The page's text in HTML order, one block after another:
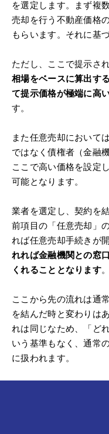
を選定します。まず複
売却を行う不動産価格
もらいます。それに基
ただし、ここで提示さ
相場をベースに算出す
て提示価格が極端に高
す。
また任意売却において
ではなく債権者（金融
ここで高い価格を設定
可能となります。
業者を選定し、契約を
前項目の「任意売却」
れば任意売却手続きが
れれば金融機関との窓
くれることとなります。
ここから先の流れは通
を結んだ時と変わりは
れは同じなため、「ど
いう基準もなく、通常
に扱われます。